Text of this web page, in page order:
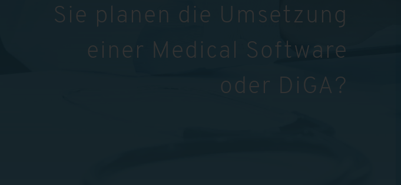
Sie planen die Umsetzung
einer Medical Software
oder DiGA?